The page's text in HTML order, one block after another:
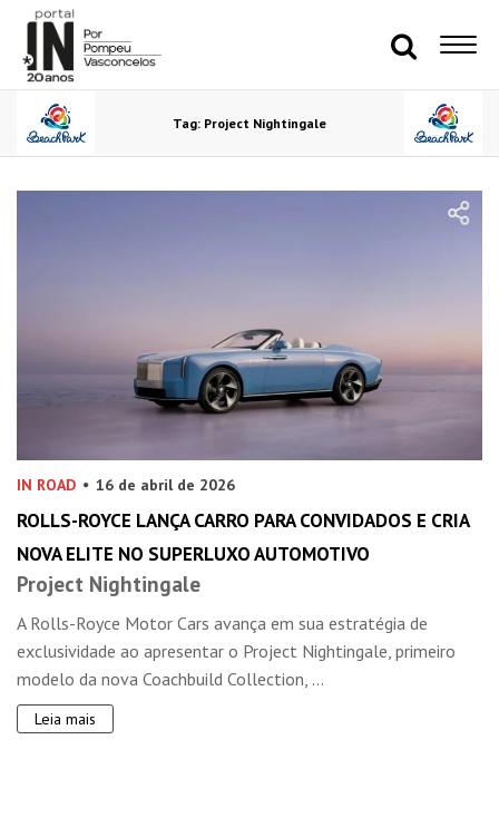
Tag: Project Nightingale
IN ROAD 16 de abril de 2026
ROLLS-ROYCE LANÇA CARRO PARA CONVIDADOS E CRIA
NOVA ELITE NO SUPERLUXO AUTOMOTIVO
Project Nightingale
A Rolls-Royce Motor Cars avança em sua estratégia de
exclusividade ao apresentar o Project Nightingale, primeiro
modelo da nova Coachbuild Collection, ...
Leia mais